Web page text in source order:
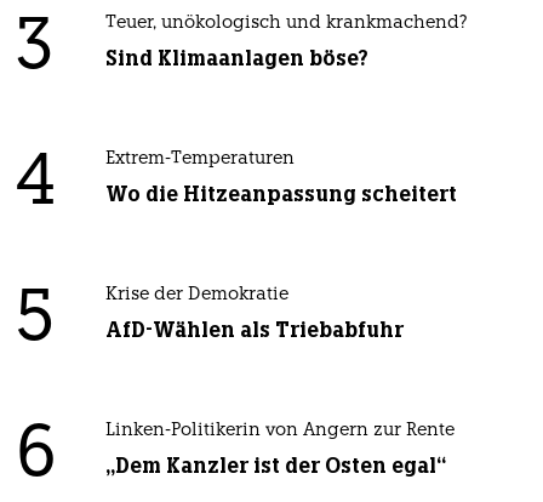
3 Teuer, unökologisch und krankmachend?
Sind Klimaanlagen böse?
4 Extrem-Temperaturen
Wo die Hitzeanpassung scheitert
5 Krise der Demokratie
AfD-Wählen als Triebabfuhr
6 Linken-Politikerin von Angern zur Rente
„Dem Kanzler ist der Osten egal“